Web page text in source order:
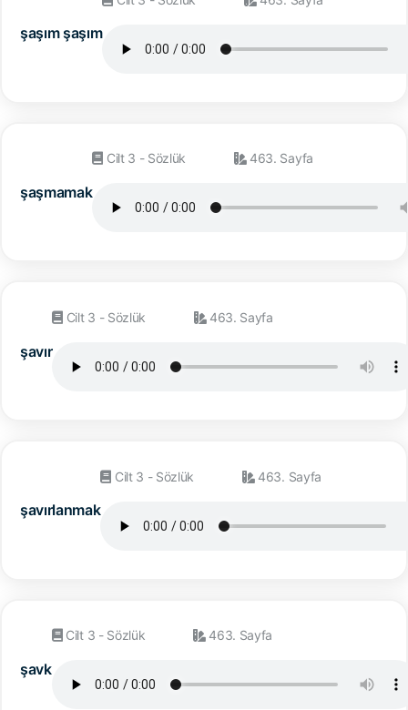
şaşım şaşım
şaşmamak
Cilt 3 - Sözlük 463. Sayfa
şavır
Cilt 3 - Sözlük 463. Sayfa
şavırlanmak
Cilt 3 - Sözlük 463. Sayfa
şavk
Cilt 3 - Sözlük 463. Sayfa